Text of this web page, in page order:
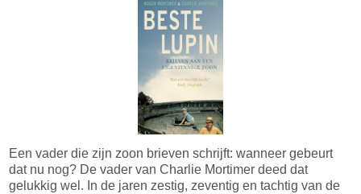
Een vader die zijn zoon brieven schrijft: wanneer gebeurt
dat nu nog? De vader van Charlie Mortimer deed dat
gelukkig wel. In de jaren zestig, zeventig en tachtig van de